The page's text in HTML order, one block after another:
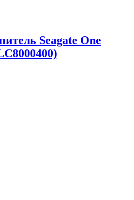
Seagate One